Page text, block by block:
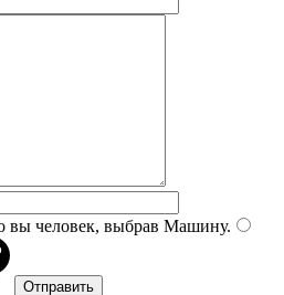
вы человек, выбрав Машину.